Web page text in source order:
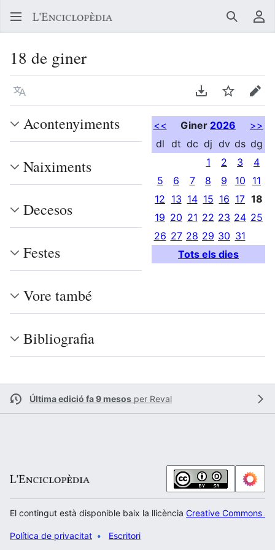
Buscar
18 de giner
Llegir en un atre idioma Descarregar en
Vigilar
<< Giner 2026
>>
dl dt dc dj dv ds dg
1
2 3
4
5
6 7 8 9 10
11
12 13 14 15 16 17 18
19 20 21 22 23 24 25
26 27 28 29 30 31
Tots els dies
Acontenyiments
Naiximents
Decesos
Festes
Vore també
Bibliografia
Última edició fa 9 mesos per Reval
El contingut està disponible baix la llicència Creative Commons
Política de privacitat Escritori